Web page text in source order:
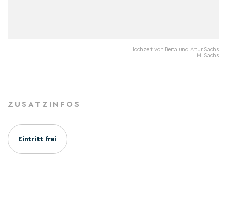
Hochzeit von Berta und Artur Sachs
M. Sachs
ZUSATZINFOS
Eintritt frei